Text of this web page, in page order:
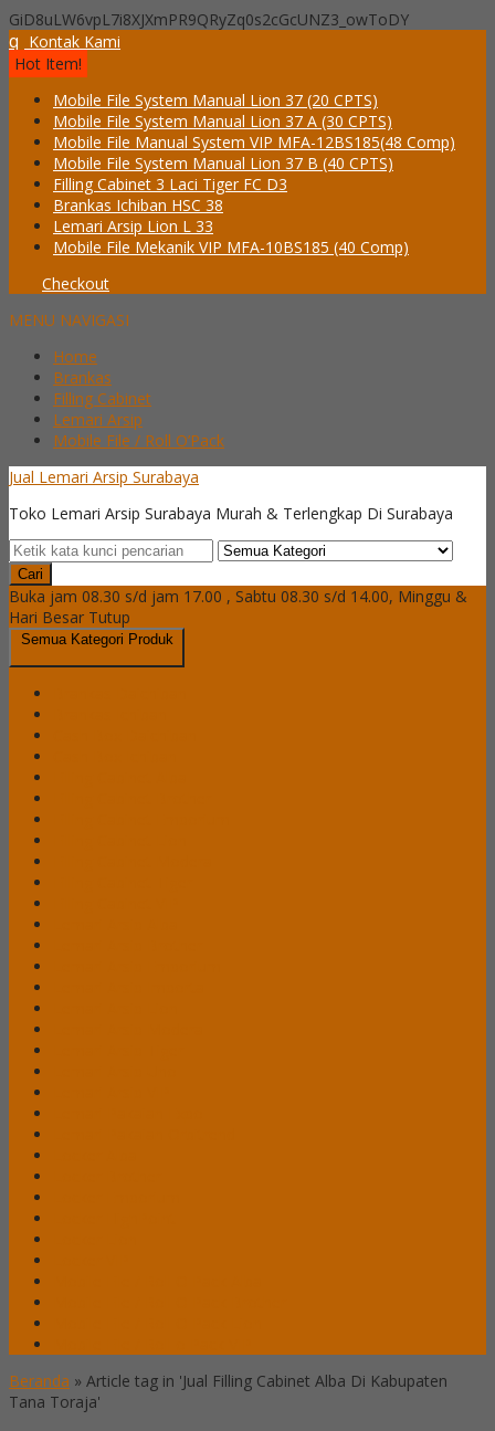
GiD8uLW6vpL7i8XJXmPR9QRyZq0s2cGcUNZ3_owToDY
q Kontak Kami
Hot Item!
Mobile File System Manual Lion 37 (20 CPTS)
Mobile File System Manual Lion 37 A (30 CPTS)
Mobile File Manual System VIP MFA-12BS185(48 Comp)
Mobile File System Manual Lion 37 B (40 CPTS)
Filling Cabinet 3 Laci Tiger FC D3
Brankas Ichiban HSC 38
Lemari Arsip Lion L 33
Mobile File Mekanik VIP MFA-10BS185 (40 Comp)
Checkout
MENU NAVIGASI
Home
Brankas
Filling Cabinet
Lemari Arsip
Mobile File / Roll O’Pack
Jual Lemari Arsip Surabaya
Toko Lemari Arsip Surabaya Murah & Terlengkap Di Surabaya
Cari
Buka jam 08.30 s/d jam 17.00 , Sabtu 08.30 s/d 14.00, Minggu &
Hari Besar Tutup
Semua Kategori Produk
Beranda » Article tag in 'Jual Filling Cabinet Alba Di Kabupaten
Tana Toraja'